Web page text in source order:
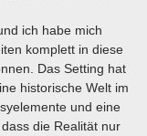
ich habe mich
komplett in diese
Das Setting hat
historische Welt im
und eine
die Realität nur